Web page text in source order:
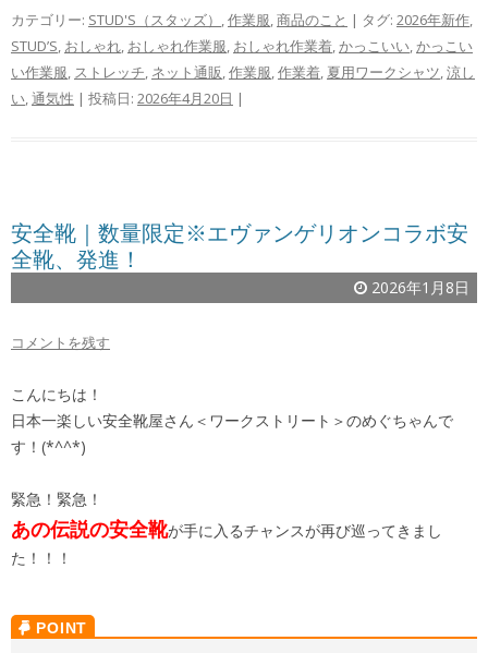
カテゴリー: STUD'S（スタッズ） ,作業服,商品のこと | タグ: 2026年新作,
STUD’S, おしゃれ, おしゃれ作業服, おしゃれ作業着,かっこいい,かっこい
い作業服, ストレッチ, ネット通販,作業服,作業着, 夏用ワークシャツ,涼し
い,通気性 | 投稿日: 2026年4月20日 |
安全靴｜数量限定※エヴァンゲリオンコラボ安
全靴、発進！
2026年1月8日
コメントを残す
こんにちは！
日本一楽しい安全靴屋さん＜ワークストリート＞のめぐちゃんで
す！(*^^*)
緊急！緊急！
あの伝説の安全靴が手に入るチャンスが再び巡ってきまし
た！！！